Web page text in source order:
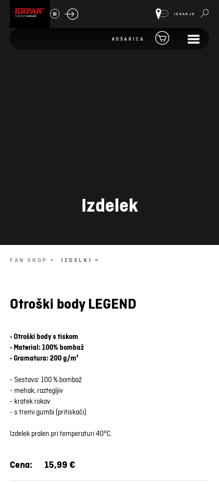
SI ISKANJE
KOŠARICA
Izdelek
FAN SHOP > IZDELKI >
Otroški body LEGEND
- Otroški body s tiskom
- Material: 100% bombaž
- Gramatura: 200 g/m²
- Sestava: 100 % bombaž
- mehak, raztegljiv
- kratek rokav
- s tremi gumbi (pritiskači)
Izdelek pralen pri temperaturi 40°C.
Cena: 15,99 €